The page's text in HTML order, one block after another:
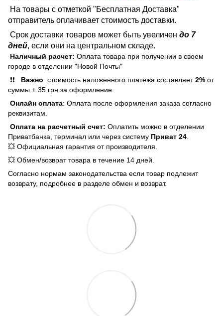
На товары с отметкой "Бесплатная Доставка"
отправитель оплачивает стоимость доставки.
Срок доставки товаров может быть увеличен до 7
дней, если они на центральном складе.
Наличный расчет: Оплата товара при получении в своем
городе в отделении "Новой Почты"
❗❗ Важно: стоимость наложенного платежа составляет2% от
суммы + 35 грн за оформление.
Онлайн оплата: Оплата после оформления заказа согласно
реквизитам.
Оплата на расчетный счет: Оплатить можно в отделении
Приватбанка, терминал или через систему Приват 24
💥 Официальная гарантия от производителя.
💥 Обмен/возврат товара в течение 14 дней.
Согласно нормам законодательства если товар подлежит
возврату, подробнее в разделе обмен и возврат.